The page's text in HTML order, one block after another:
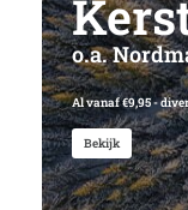
o.a.
Al vanaf €9,95 -
Bekijk